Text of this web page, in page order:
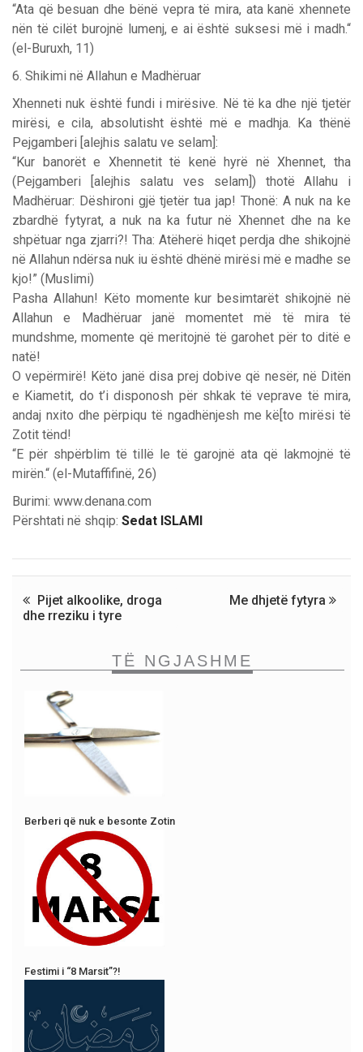
“Ata që besuan dhe bënë vepra të mira, ata kanë xhennete
nën të cilët burojnë lumenj, e ai është suksesi më i madh.“
(el-Buruxh, 11)
6. Shikimi në Allahun e Madhëruar
Xhenneti nuk është fundi i mirësive. Në të ka dhe një tjetër
mirësi, e cila, absolutisht është më e madhja. Ka thënë
Pejgamberi [alejhis salatu ve selam]:
“Kur banorët e Xhennetit të kenë hyrë në Xhennet, tha
(Pejgamberi [alejhis salatu ves selam]) thotë Allahu i
Madhëruar: Dëshironi gjë tjetër tua jap! Thonë: A nuk na ke
zbardhë fytyrat, a nuk na ka futur në Xhennet dhe na ke
shpëtuar nga zjarri?! Tha: Atëherë hiqet perdja dhe shikojnë
në Allahun ndërsa nuk iu është dhënë mirësi më e madhe se
kjo!” (Muslimi)
Pasha Allahun! Këto momente kur besimtarët shikojnë në
Allahun e Madhëruar janë momentet më të mira të
mundshme, momente që meritojnë të garohet për to ditë e
natë!
O vepërmirë! Këto janë disa prej dobive që nesër, në Ditën
e Kiametit, do t’i disponosh për shkak të veprave të mira,
andaj nxito dhe përpiqu të ngadhënjesh me kë[to mirësi të
Zotit tënd!
“E për shpërblim të tillë le të garojnë ata që lakmojnë të
mirën.“ (el-Mutaffifinë, 26)
Burimi: www.denana.com
Përshtati në shqip: Sedat ISLAMI
Pijet alkoolike, droga
dhe rreziku i tyre
Me dhjetë fytyra
TË NGJASHME
Berberi që nuk e besonte Zotin
Festimi i “8 Marsit”?!